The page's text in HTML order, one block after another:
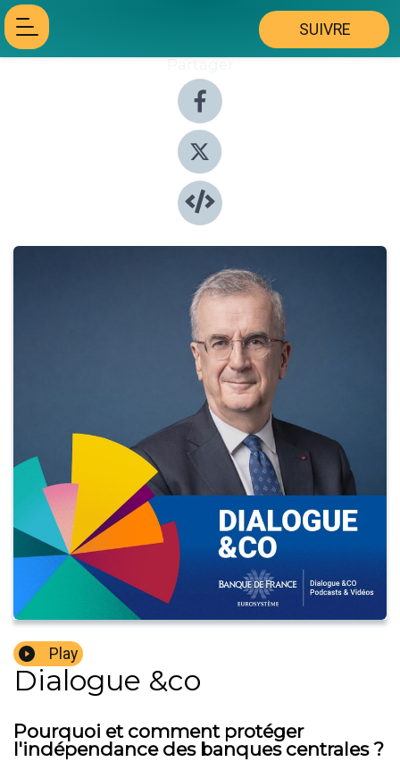
SUIVRE
Play
Dialogue &co
Pourquoi et comment protéger
l'indépendance des banques centrales ?